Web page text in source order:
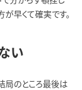
早くて確実です。
い
局のところ最後は